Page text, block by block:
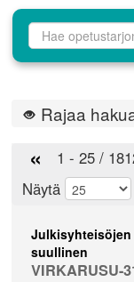
Rajaa
« 1 - 25 /
Näytä
suullinen
VIRKARUSU-